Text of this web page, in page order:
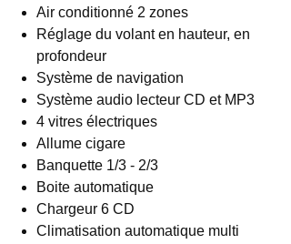
Air conditionné 2 zones
Réglage du volant en hauteur, en
profondeur
Système de navigation
Système audio lecteur CD et MP3
4 vitres électriques
Allume cigare
Banquette 1/3 - 2/3
Boite automatique
Chargeur 6 CD
Climatisation automatique multi